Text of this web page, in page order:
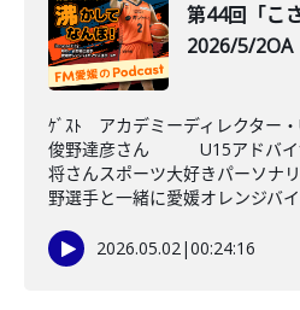
第44回「こ
2026/5/2OA
ｹﾞｽﾄ アカデミーディレクター
俊野達彦さん U15アドバイ
将さんスポーツ大好きパーソナ
野選手と一緒に愛媛オレンジバ
2026.05.02|00:24:16